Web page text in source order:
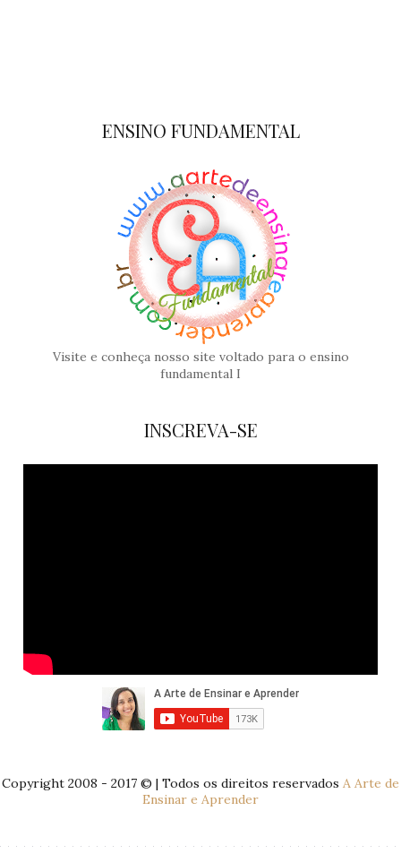
ENSINO FUNDAMENTAL
Visite e conheça nosso site voltado para o ensino
fundamental I
INSCREVA-SE
Copyright 2008 - 2017 © | Todos os direitos reservados A Arte de
Ensinar e Aprender